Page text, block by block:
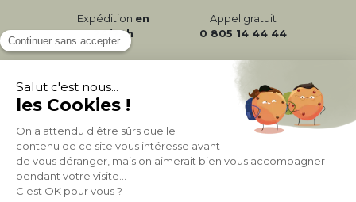
Expédition en
24/72h
Appel gratuit
0 805 14 44 44
À PROPOS DE MILIBOO
AIDE & CONTACT